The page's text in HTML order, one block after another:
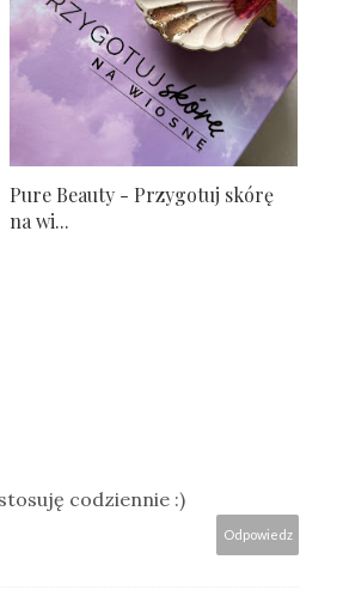
Pure Beauty - Przygotuj skórę
na wi...
codziennie :)
Odpowiedz